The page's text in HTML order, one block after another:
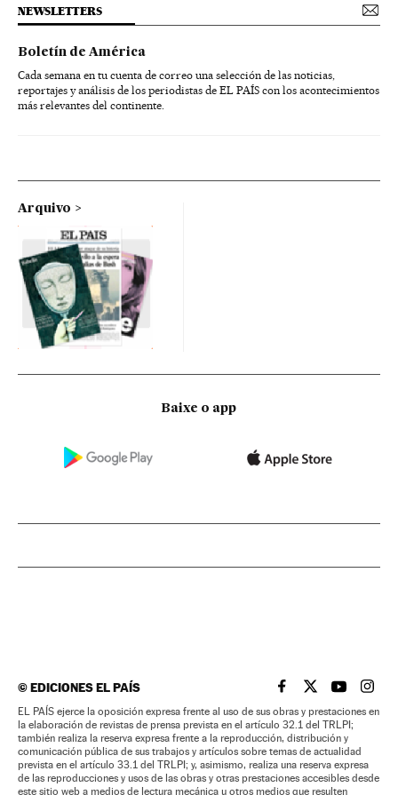
NEWSLETTERS
Boletín de América
Cada semana en tu cuenta de correo una selección de las noticias,
reportajes y análisis de los periodistas de EL PAÍS con los acontecimientos
más relevantes del continente.
Arquivo
Baixe o app
©EDICIONES EL PAÍS EL PAÍS BRASIL EN
EL PAÍSEL PAÍS
EL
EL PAÍS ejerce la oposición expresa frente al uso de sus obras y prestaciones en
la elaboración de revistas de prensa prevista en el artículo 32.1 del TRLPI;
también realiza la reserva expresa frente a la reproducción, distribución y
comunicación pública de sus trabajos y artículos sobre temas de actualidad
prevista en el artículo 33.1 del TRLPI; y, asimismo, realiza una reserva expresa
de las reproducciones y usos de las obras y otras prestaciones accesibles desde
este sitio web a medios de lectura mecánica u otros medios que resulten